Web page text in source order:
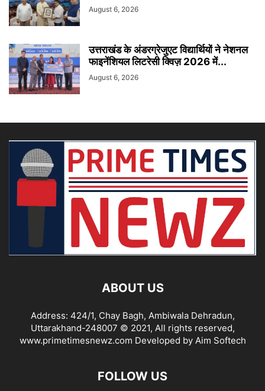
August 6, 2026
उत्तराखंड के अंडरग्रेजुएट विद्यार्थियों ने नेशनल
फाइनेंशियल लिटरेसी क्विज़ 2026 में...
August 6, 2026
ABOUT US
Address: 424/1, Chay Bagh, Ambiwala Dehradun,
Uttarakhand-248007 © 2021, All rights reserved,
www.primetimesnewz.com Developed by Aim Softech
FOLLOW US